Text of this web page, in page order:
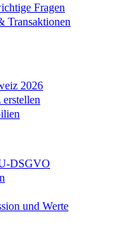
Fragen
Transaktionen
2026
DSGVO
und Werte